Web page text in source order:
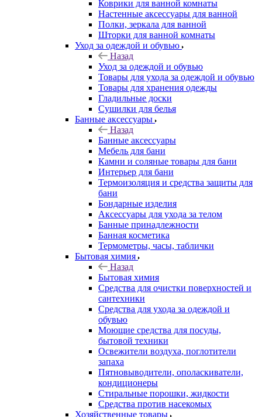
Коврики для ванной комнаты
Настенные аксессуары для ванной
Полки, зеркала для ванной
Шторки для ванной комнаты
Уход за одеждой и обувью
Назад
Уход за одеждой и обувью
Товары для ухода за одеждой и обувью
Товары для хранения одежды
Гладильные доски
Сушилки для белья
Банные аксессуары
Назад
Банные аксессуары
Мебель для бани
Камни и соляные товары для бани
Интерьер для бани
Термоизоляция и средства защиты для
бани
Бондарные изделия
Аксеcсуары для ухода за телом
Банные принадлежности
Банная косметика
Термометры, часы, таблички
Бытовая химия
Назад
Бытовая химия
Средства для очистки поверхностей и
сантехники
Средства для ухода за одеждой и
обувью
Моющие средства для посуды,
бытовой техники
Освежители воздуха, поглотители
запаха
Пятновыводители, ополаскиватели,
кондиционеры
Стиральные порошки, жидкости
Средства против насекомых
Хозяйственные товары